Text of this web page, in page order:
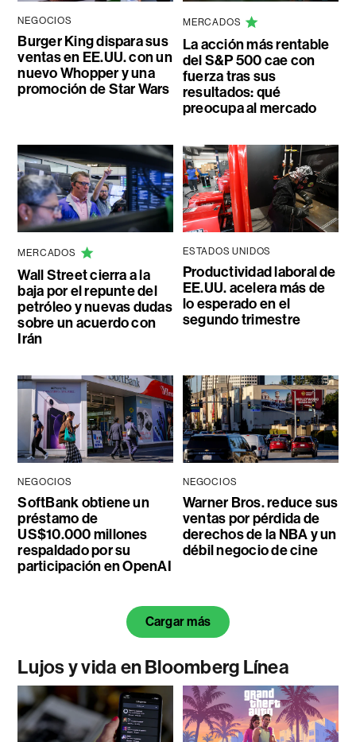
NEGOCIOS
Burger King dispara sus
ventas en EE.UU. con un
nuevo Whopper y una
promoción de Star Wars
MERCADOS
La acción más rentable
del S&P 500 cae con
fuerza tras sus
resultados: qué
preocupa al mercado
MERCADOS
Wall Street cierra a la
baja por el repunte del
petróleo y nuevas dudas
sobre un acuerdo con
Irán
ESTADOS UNIDOS
Productividad laboral de
EE.UU. acelera más de
lo esperado en el
segundo trimestre
NEGOCIOS
SoftBank obtiene un
préstamo de
US$10.000 millones
respaldado por su
participación en OpenAI
NEGOCIOS
Warner Bros. reduce sus
ventas por pérdida de
derechos de la NBA y un
débil negocio de cine
Cargar más
Lujos y vida en Bloomberg Línea